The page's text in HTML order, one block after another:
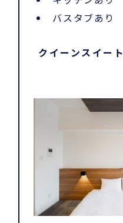
バスタブあり
クイーンスイート